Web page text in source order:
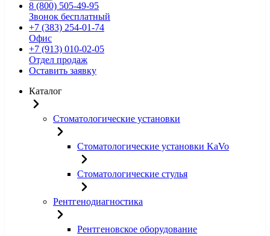
8 (800) 505-49-95
Звонок бесплатный
+7 (383) 254-01-74
Офис
+7 (913) 010-02-05
Отдел продаж
Оставить заявку
Каталог
Стоматологические установки
Стоматологические установки KaVo
Стоматологические стулья
Рентгенодиагностика
Рентгеновское оборудование